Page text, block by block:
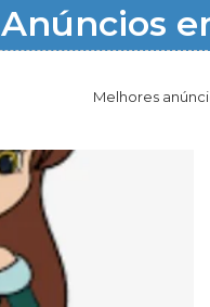
Anúncios
Melhores